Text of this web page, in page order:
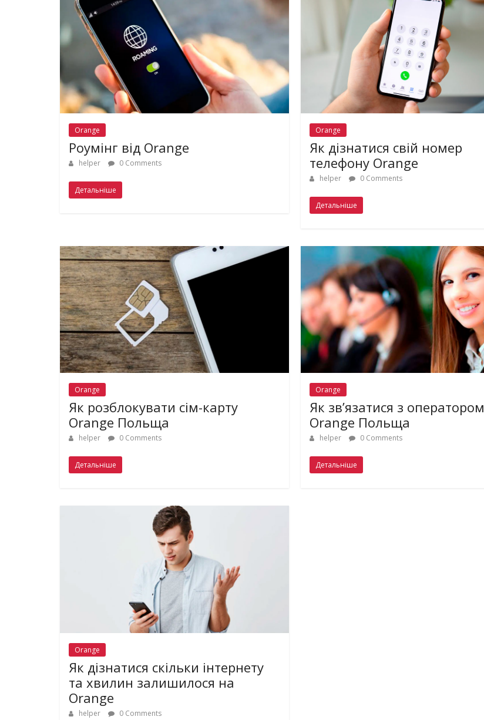
Orange
Роумінг від Orange
helper 0 Comments
Детальніше
Orange
Як дізнатися свій номер
телефону Orange
helper 0 Comments
Детальніше
Orange
Як розблокувати сім-карту
Orange Польща
helper 0 Comments
Детальніше
Orange
Як зв’язатися з оператором
Orange Польща
helper 0 Comments
Детальніше
Orange
Як дізнатися скільки інтернету
та хвилин залишилося на
Orange
helper 0 Comments